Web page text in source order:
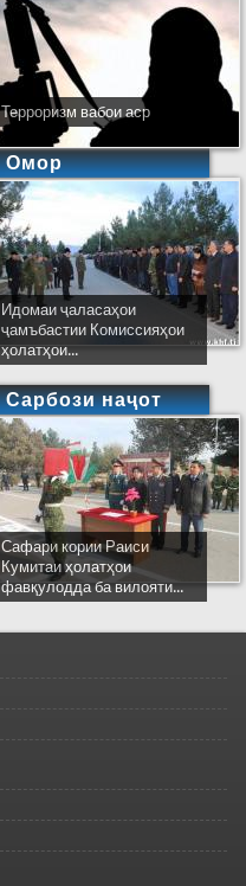
Терроризм вабои аср
Омор
Идомаи ҷаласаҳои
ҷамъбастии Комиссияҳои
ҳолатҳои...
Сарбози наҷот
Сафари кории Раиси
Кумитаи ҳолатҳои
фавқулодда ба вилояти...